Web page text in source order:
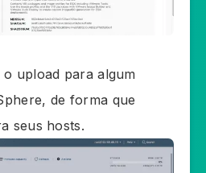
o upload para algum
de forma que
seus hosts.